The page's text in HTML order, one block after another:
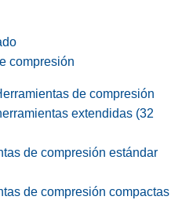
compresión
de compresión
extendidas (32
de compresión estándar
de compresión compactas